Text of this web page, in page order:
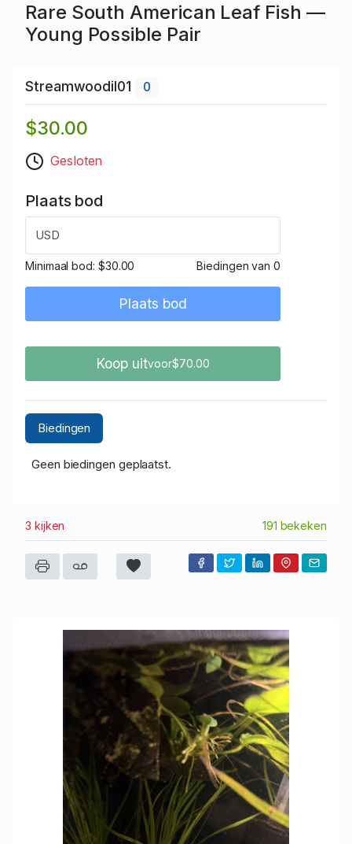
Rare South American Leaf Fish —
Young Possible Pair
Streamwoodil01 0
$30.00
Gesloten
Plaats bod
USD
Minimaal bod: $30.00 Biedingen van 0
Plaats bod
Koop uitvoor$70.00
Biedingen
Geen biedingen geplaatst.
3 kijken 191 bekeken